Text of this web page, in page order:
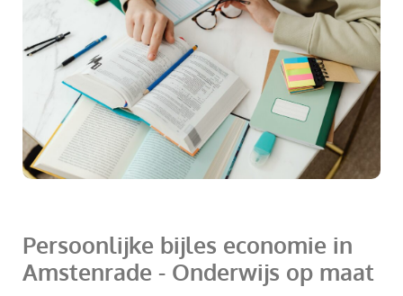
Persoonlijke bijles economie in
Amstenrade - Onderwijs op maat